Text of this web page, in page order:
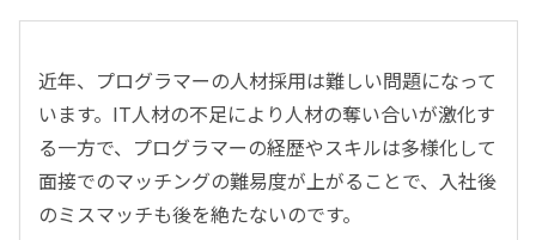
近年、プログラマーの人材採用は難しい問題になって
います。IT人材の不足により人材の奪い合いが激化す
る一方で、プログラマーの経歴やスキルは多様化して
面接でのマッチングの難易度が上がることで、入社後
のミスマッチも後を絶たないのです。